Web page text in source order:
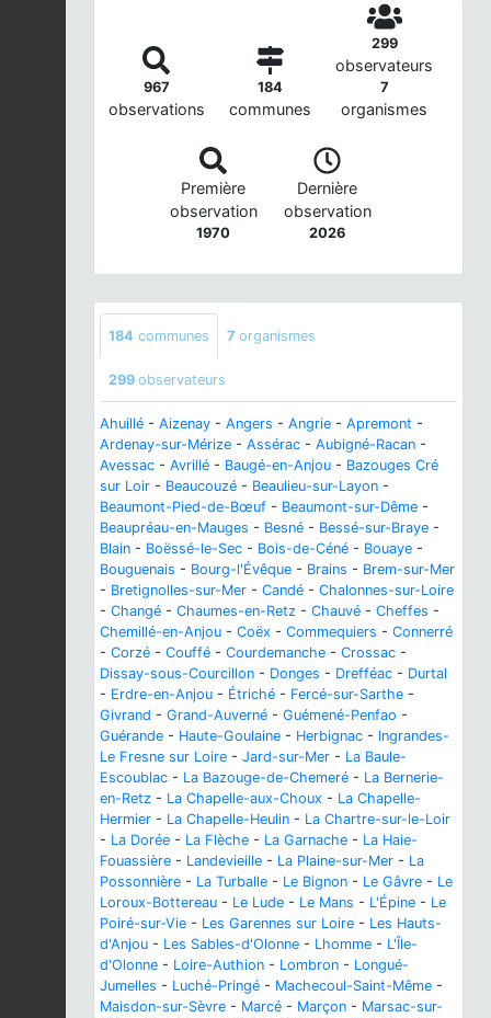
967
observations
184
communes
299
observateurs
7
organismes
Première
observation
1970
Dernière
observation
2026
184 communes 7 organismes
299 observateurs
Ahuillé - Aizenay - Angers - Angrie - Apremont -
Ardenay-sur-Mérize - Assérac - Aubigné-Racan -
Avessac - Avrillé - Baugé-en-Anjou - Bazouges Cré
sur Loir - Beaucouzé - Beaulieu-sur-Layon -
Beaumont-Pied-de-Bœuf - Beaumont-sur-Dême -
Beaupréau-en-Mauges - Besné - Bessé-sur-Braye -
Blain - Boëssé-le-Sec - Bois-de-Céné - Bouaye -
Bouguenais - Bourg-l'Évêque - Brains - Brem-sur-Mer
- Bretignolles-sur-Mer - Candé - Chalonnes-sur-Loire
- Changé - Chaumes-en-Retz - Chauvé - Cheffes -
Chemillé-en-Anjou - Coëx - Commequiers - Connerré
- Corzé - Couffé - Courdemanche - Crossac -
Dissay-sous-Courcillon - Donges - Drefféac - Durtal
- Erdre-en-Anjou - Étriché - Fercé-sur-Sarthe -
Givrand - Grand-Auverné - Guémené-Penfao -
Guérande - Haute-Goulaine - Herbignac - Ingrandes-
Le Fresne sur Loire - Jard-sur-Mer - La Baule-
Escoublac - La Bazouge-de-Chemeré - La Bernerie-
en-Retz - La Chapelle-aux-Choux - La Chapelle-
Hermier - La Chapelle-Heulin - La Chartre-sur-le-Loir
- La Dorée - La Flèche - La Garnache - La Haie-
Fouassière - Landevieille - La Plaine-sur-Mer - La
Possonnière - La Turballe - Le Bignon - Le Gâvre - Le
Loroux-Bottereau - Le Lude - Le Mans - L'Épine - Le
Poiré-sur-Vie - Les Garennes sur Loire - Les Hauts-
d'Anjou - Les Sables-d'Olonne - Lhomme - L'Île-
d'Olonne - Loire-Authion - Lombron - Longué-
Jumelles - Luché-Pringé - Machecoul-Saint-Même -
Maisdon-sur-Sèvre - Marcé - Marçon - Marsac-sur-